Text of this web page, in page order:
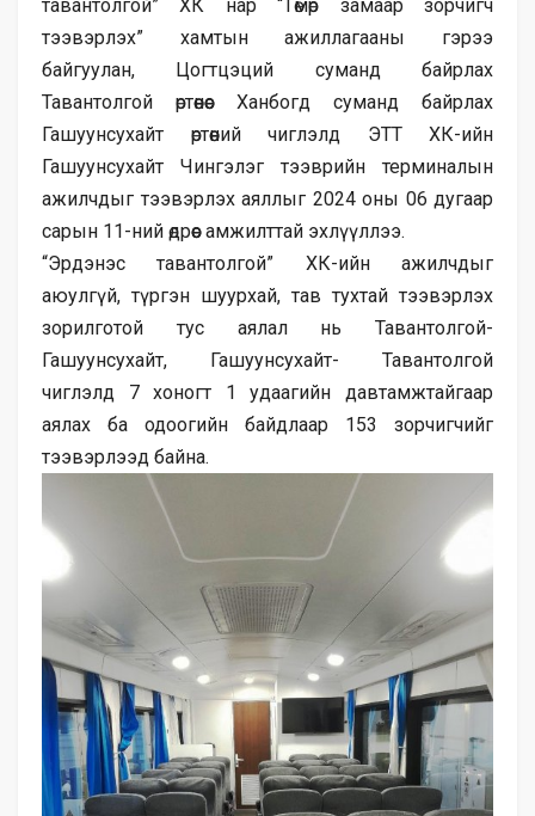
тавантолгой” ХК нар “Төмөр замаар зорчигч
тээвэрлэх” хамтын ажиллагааны гэрээ
байгуулан, Цогтцэций суманд байрлах
Тавантолгой өртөөнөөс Ханбогд суманд байрлах
Гашуунсухайт өртөөний чиглэлд ЭТТ ХК-ийн
Гашуунсухайт Чингэлэг тээврийн терминалын
ажилчдыг тээвэрлэх аяллыг 2024 оны 06 дугаар
сарын 11-ний өдрөөс амжилттай эхлүүллээ.
“Эрдэнэс тавантолгой” ХК-ийн ажилчдыг
аюулгүй, түргэн шуурхай, тав тухтай тээвэрлэх
зорилготой тус аялал нь Тавантолгой-
Гашуунсухайт, Гашуунсухайт- Тавантолгой
чиглэлд 7 хоногт 1 удаагийн давтамжтайгаар
аялах ба одоогийн байдлаар 153 зорчигчийг
тээвэрлээд байна.